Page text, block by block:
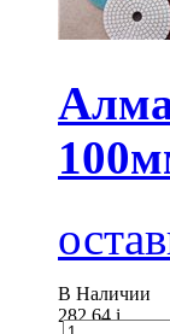
В Наличии
282.64i